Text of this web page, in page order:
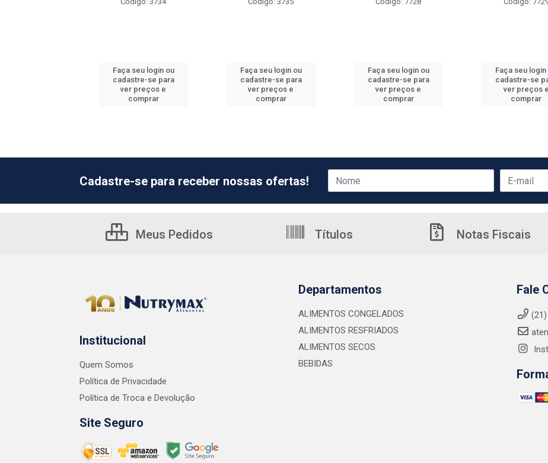
Faça seu login ou
cadastre-se para
ver preços e
comprar
Faça seu login ou
cadastre-se para
ver preços e
comprar
Faça seu login ou
cadastre-se para
ver preços e
comprar
Faça seu login
cadastre-se
ver preços e
comprar
Cadastre-se para receber nossas ofertas!
Meus Pedidos Títulos Notas Fiscais
Institucional
Quem Somos
Política de Privacidade
Política de Troca e Devolução
Site Seguro
Departamentos
ALIMENTOS CONGELADOS
ALIMENTOS RESFRIADOS
ALIMENTOS SECOS
BEBIDAS
Fale